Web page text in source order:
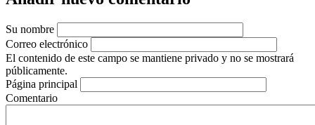
Su nombre
Correo electrónico
El contenido de este campo se mantiene privado y no se mostrará
públicamente.
Página principal
Comentario